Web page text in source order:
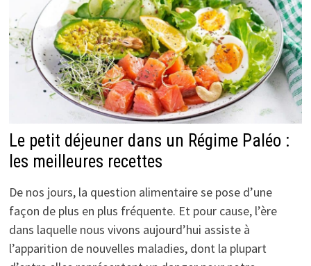
Le petit déjeuner dans un Régime Paléo :
les meilleures recettes
De nos jours, la question alimentaire se pose d’une
façon de plus en plus fréquente. Et pour cause, l’ère
dans laquelle nous vivons aujourd’hui assiste à
l’apparition de nouvelles maladies, dont la plupart